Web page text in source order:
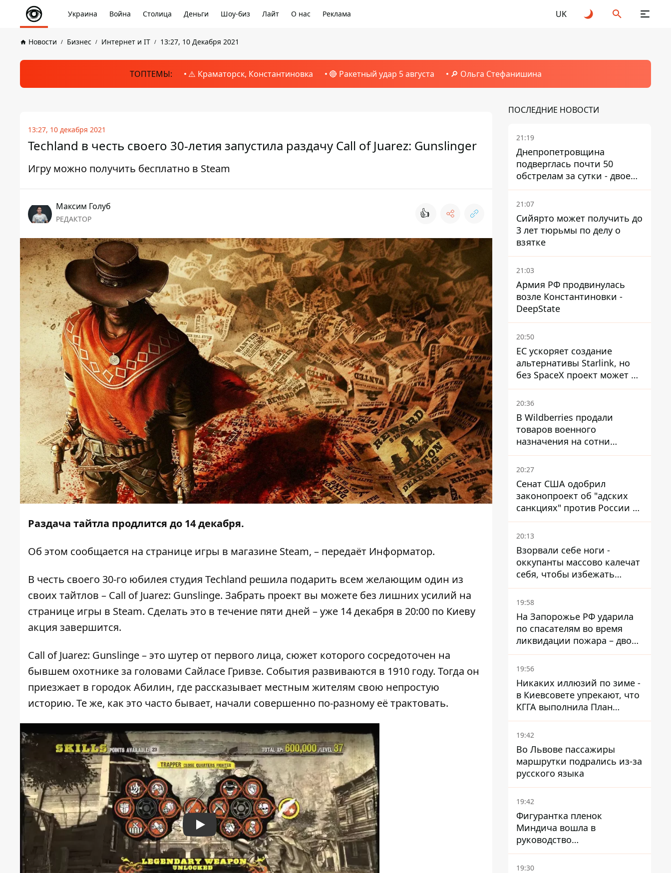
Украина Война Столица Деньги Шоу-биз Лайт О нас Реклама UK
Новости Бизнес Интернет и IT 13:27, 10 Декабря 2021
ТОПТЕМЫ: ⚠️ Краматорск, Константиновка 🔴 Ракетный удар 5 августа 🔎 Ольга Стефанишина
13:27, 10 декабря 2021
Techland в честь своего 30-летия запустила раздачу Call of Juarez: Gunslinger
Игру можно получить бесплатно в Steam
Максим Голуб
РЕДАКТОР 👍
Раздача тайтла продлится до 14 декабря.
Об этом сообщается на странице игры в магазине Steam, – передаёт Информатор.
В честь своего 30-го юбилея студия Techland решила подарить всем желающим один из
своих тайтлов – Call of Juarez: Gunslinge. Забрать проект вы можете без лишних усилий на
странице игры в Steam. Сделать это в течение пяти дней – уже 14 декабря в 20:00 по Киеву
акция завершится.
Call of Juarez: Gunslinge – это шутер от первого лица, сюжет которого сосредоточен на
бывшем охотнике за головами Сайласе Гривзе. События развиваются в 1910 году. Тогда он
приезжает в городок Абилин, где рассказывает местным жителям свою непростую
историю. Те же, как это часто бывает, начали совершенно по-разному её трактовать.
Play
ПОСЛЕДНИЕ НОВОСТИ
21:19
Днепропетровщина
подверглась почти 50
обстрелам за сутки - двое
погибших, шесть
пострадавших
21:07
Сийярто может получить до
3 лет тюрьмы по делу о
взятке
21:03
Армия РФ продвинулась
возле Константиновки -
DeepState
20:50
ЕС ускоряет создание
альтернативы Starlink, но
без SpaceX проект может не
обойтись
20:36
В Wildberries продали
товаров военного
назначения на сотни
миллионов, но удары ВСУ
изменили ситуацию
20:27
Сенат США одобрил
законопроект об "адских
санкциях" против России и
Ирана
20:13
Взорвали себе ноги -
оккупанты массово калечат
себя, чтобы избежать
штурмов - ГУР
19:58
На Запорожье РФ ударила
по спасателям во время
ликвидации пожара – двое
раненых
19:56
Никаких иллюзий по зиме -
в Киевсовете упрекают, что
КГГА выполнила План
устойчивости на 20%
19:42
Во Львове пассажиры
маршрутки подрались из-за
русского языка
19:42
Фигурантка пленок
Миндича вошла в
руководство
стратегического
госпредприятия - работала
19:30